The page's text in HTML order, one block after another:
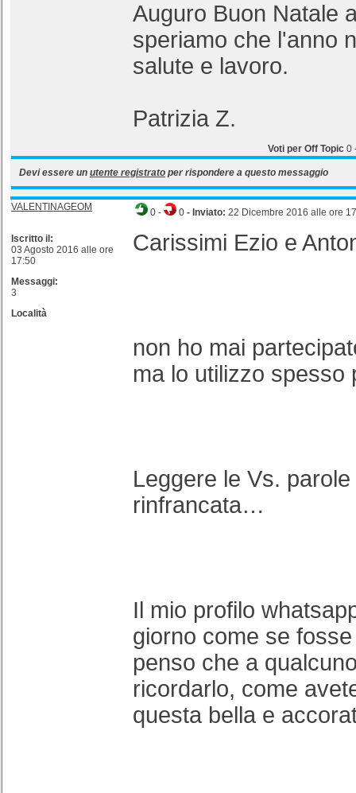
Auguro Buon Natale
speriamo che l'anno
salute e lavoro.
Patrizia Z.
Voti per Off Topic 0
Devi essere un utente registrato per rispondere a questo messaggio
VALENTINAGEOM
Iscritto il:
03 Agosto 2016 alle ore
17:50
Messaggi:
3
Località
0 - 0 - Inviato: 22 Dicembre 2016 alle ore
Carissimi Ezio e
non ho mai
ma lo utilizzo spesso
Leggere le Vs.
rinfrancata…
Il mio profilo
giorno come se
penso che a
ricordarlo, come
questa bella e